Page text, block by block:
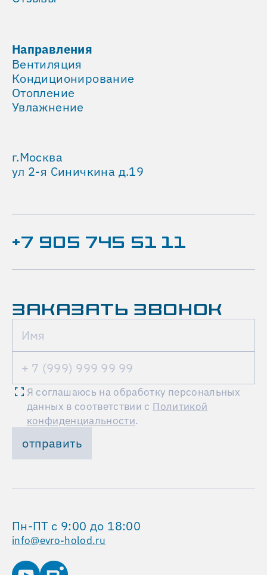
Суммарная
мощность
системы
1,25
МВт
Для
организации
вытяжного
реализована
на
базе
системы
фанкойлов
приточно-
вытяжных
систем.
Для
кондиционеры
Kentatsu
Aero
Направления
Вентиляция
Кондиционирование
Отопление
Увлажнение
г.Москва
ул 2-я Синичкина д.19
+7 905 745 51 11
ЗАКАЗАТЬ ЗВОНОК
Я соглашаюсь на обработку персональных
данных в соответствии с Политикой
конфиденциальности.
отправить
Пн-ПТ с 9:00 до 18:00
info@evro-holod.ru